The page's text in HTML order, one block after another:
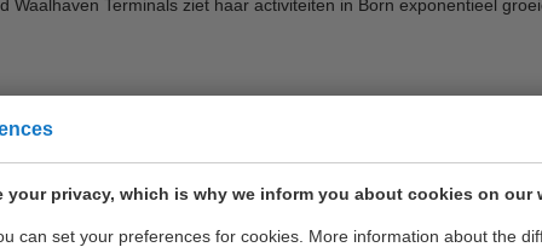
your privacy, which is why we inform you about cookies on our
can set your preferences for cookies. More information about the
Waalhaven Terminals ziet haar activiteiten in Born exponentieel
United Waalhaven